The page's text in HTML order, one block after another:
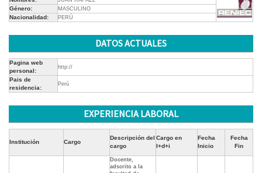
Género: MASCULINO
Nacionalidad: PERÚ
DATOS ACTUALES
Pagina web
personal:
http://
Pais de
residencia:
Perú
EXPERIENCIA LABORAL
Institución Cargo
Descripción del
cargo
Cargo en
I+d+i
Fecha
Inicio
Fecha
Fin
Docente,
adscrito a la